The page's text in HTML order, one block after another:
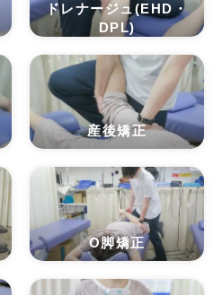
ドレナージュ(EHD・
DPL)
産後矯正
O脚矯正